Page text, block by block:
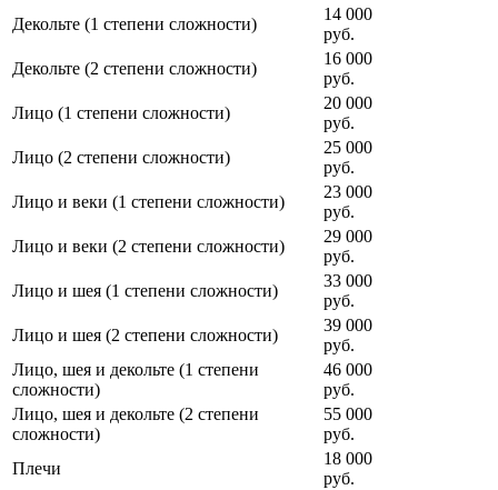
Декольте (1 степени сложности)
14 000
руб.
Декольте (2 степени сложности)
16 000
руб.
Лицо (1 степени сложности)
20 000
руб.
Лицо (2 степени сложности)
25 000
руб.
Лицо и веки (1 степени сложности)
23 000
руб.
Лицо и веки (2 степени сложности)
29 000
руб.
Лицо и шея (1 степени сложности)
33 000
руб.
Лицо и шея (2 степени сложности)
39 000
руб.
Лицо, шея и декольте (1 степени
сложности)
46 000
руб.
Лицо, шея и декольте (2 степени
сложности)
55 000
руб.
Плечи
18 000
руб.